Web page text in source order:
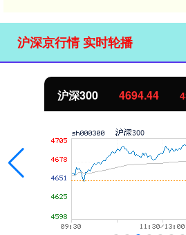
沪深京行情 实时轮播
北证50